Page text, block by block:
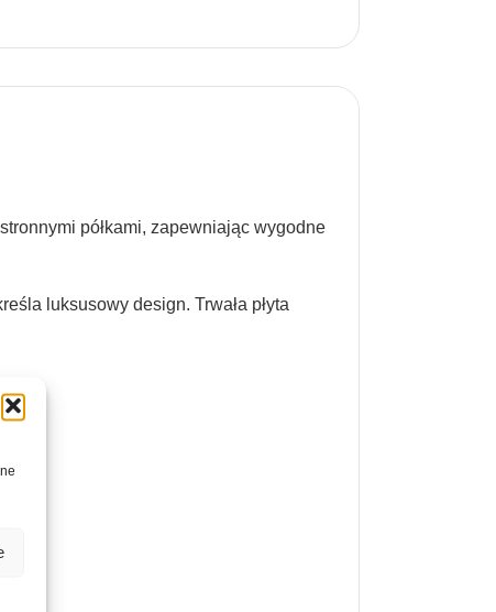
półkami, zapewniając wygodne
luksusowy design. Trwała płyta